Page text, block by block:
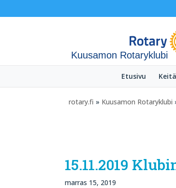
Kuusamon Rotaryklubi
Etusivu
rotary.fi » Kuusamon Rotaryklubi
15.11.2019
marras 15, 2019